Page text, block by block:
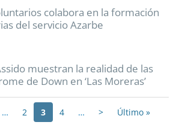
colabora en la formación
del servicio Azarbe
muestran la realidad de las
de Down en ‘Las Moreras’
anterior
… 2 3 4 … >Siguiente página
Último »